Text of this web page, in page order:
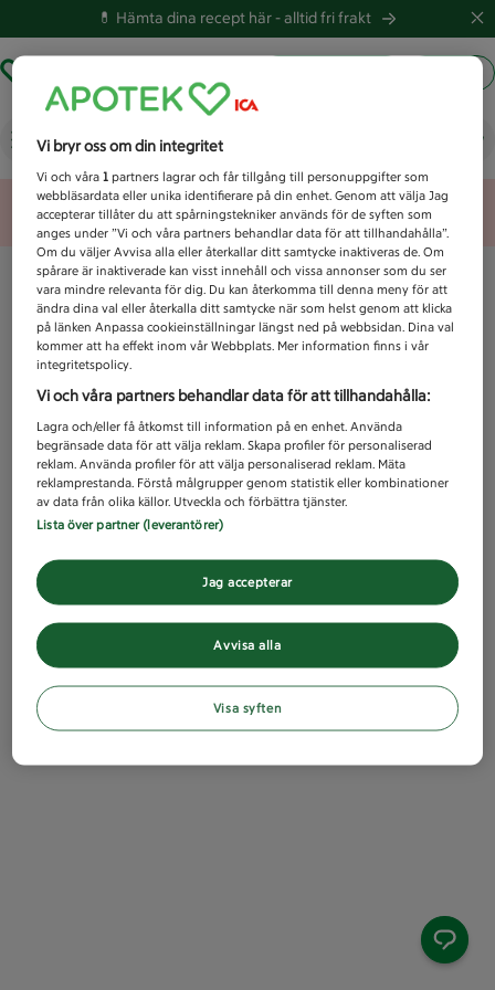
💊 Hämta dina recept här -alltid fri frakt
Vad letar du efter idag?
Unknown error
Vi bryr oss om din integritet
Vi och våra1 partners lagrar och får tillgång till personuppgifter som
webbläsardata eller unika identifierare på din enhet. Genom att välja Jag
accepterar tillåter du att spårningstekniker används för de syften som
anges under ”Vi och våra partners behandlar data för att tillhandahålla”.
Om du väljer Avvisa alla eller återkallar ditt samtycke inaktiveras de. Om
spårare är inaktiverade kan visst innehåll och vissa annonser som du ser
vara mindre relevanta för dig. Du kan återkomma till denna meny för att
ändra dina val eller återkalla ditt samtycke när som helst genom att klicka
på länken Anpassa cookieinställningar längst ned på webbsidan. Dina val
kommer att ha effekt inom vår Webbplats. Mer information finns i vår
integritetspolicy.
Vi och våra partners behandlar data för att tillhandahålla:
Lagra och/eller få åtkomst till information på en enhet. Använda
begränsade data för att välja reklam. Skapa profiler för personaliserad
reklam. Använda profiler för att välja personaliserad reklam. Mäta
reklamprestanda. Förstå målgrupper genom statistik eller kombinationer
av data från olika källor. Utveckla och förbättra tjänster.
Lista över partner (leverantörer)
Avvisa alla
Jag accepterar
Visa syften